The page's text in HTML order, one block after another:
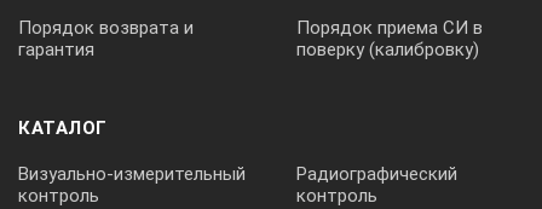
Порядок возврата и
гарантия
Порядок приема СИ в
поверку (калибровку)
КАТАЛОГ
Визуально-измерительный
контроль
Радиографический
контроль